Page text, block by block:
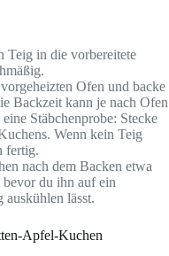
Teig in die vorbereitete
Ofen und backe
Backzeit kann je nach Ofen
Stäbchenprobe: Stecke
Wenn kein Teig
fertig.
nach dem Backen etwa
du ihn auf ein
lässt.
Apfel-Kuchen